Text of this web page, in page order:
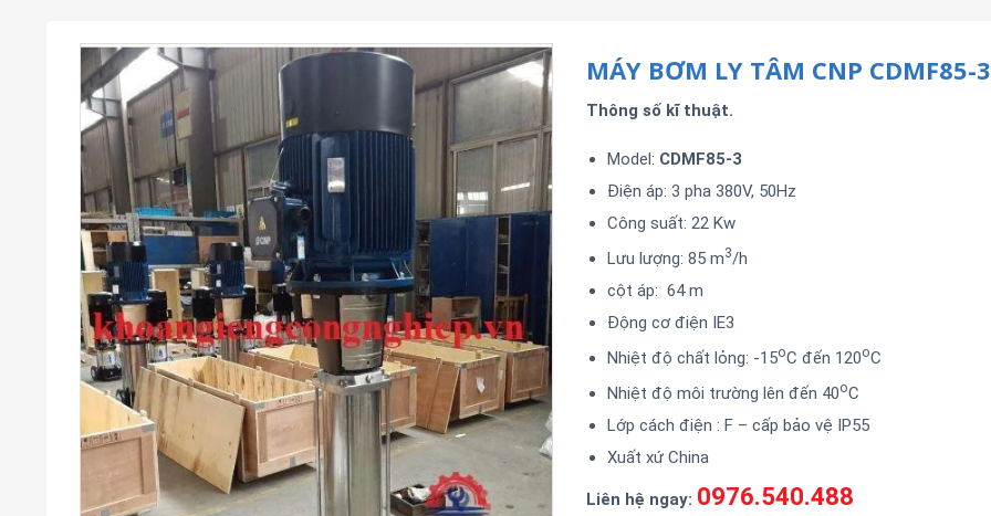
MÁY BƠM LY TÂM CNP CDMF85-3
Thông số kĩ thuật.
Model: CDMF85-3
Điện áp: 3 pha 380V, 50Hz
Công suất: 22 Kw
Lưu lượng: 85 m3/h
cột áp: 64 m
Động cơ điện IE3
Nhiệt độ chất lỏng: -15oC đến 120oC
Nhiệt độ môi trường lên đến 40oC
Lớp cách điện : F – cấp bảo vệ IP55
Xuất xứ China
Liên hệ ngay: 0976.540.488